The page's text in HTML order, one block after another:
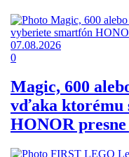
07.08.2026
0
Magic, 600
vďaka ktorému
HONOR